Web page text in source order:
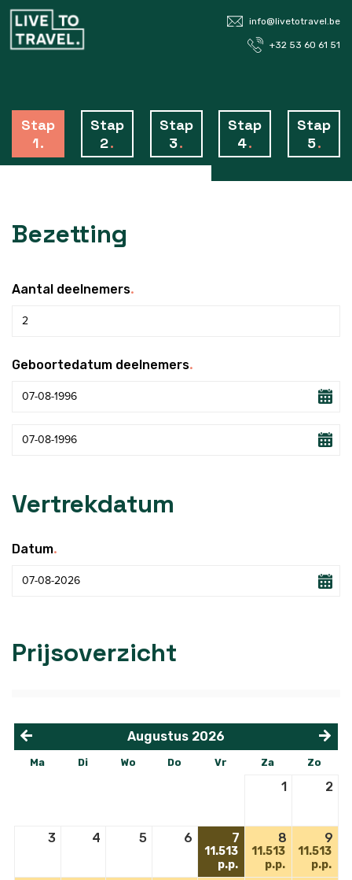
+32 53 60 61 51
info@livetotravel.be
Stap
1.
Stap
2.
Stap
3.
Stap
4.
Stap
5.
Bezetting
Aantal deelnemers.
Geboortedatum deelnemers.
Vertrekdatum
Datum.
Prijsoverzicht
< >
Augustus 2026
Ma Di Wo Do Vr Za Zo
1 2
3 4 5 6 7
11.513
p.p.
8
11.513
p.p.
9
11.513
p.p.